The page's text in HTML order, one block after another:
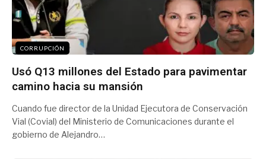
CORRUPCIÓN
Usó Q13 millones del Estado para pavimentar
camino hacia su mansión
Cuando fue director de la Unidad Ejecutora de Conservación
Vial (Covial) del Ministerio de Comunicaciones durante el
gobierno de Alejandro…